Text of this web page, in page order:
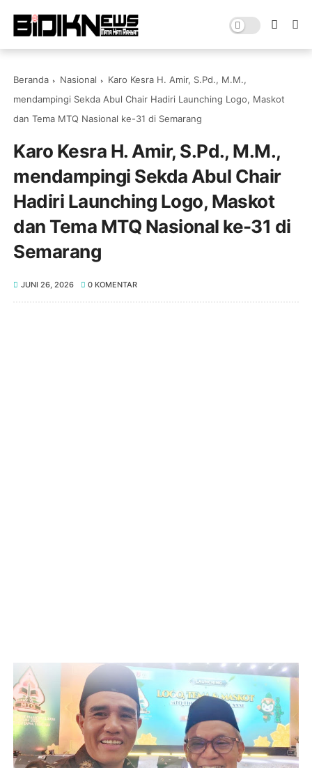
Beranda Nasional
Karo Kesra H. Amir, S.Pd., M.M.,
mendampingi Sekda Abul Chair Hadiri Launching Logo, Maskot
dan Tema MTQ Nasional ke-31 di Semarang
Karo Kesra H. Amir, S.Pd., M.M.,
mendampingi Sekda Abul Chair
Hadiri Launching Logo, Maskot
dan Tema MTQ Nasional ke-31 di
Semarang
JUNI 26, 2026 0 KOMENTAR